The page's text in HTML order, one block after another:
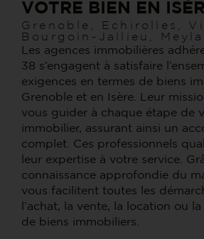
VOTRE BIEN EN
Grenoble, Echirolles,
Bourgoin-Jallieu,
Les agences immobilières
38 s’engagent à satisfaire
exigences en termes de biens
Grenoble et en Isère. Leur
vous guider à chaque étape de
immobilier, assurant ainsi un
complet. Ces professionnels
leur expertise à votre service.
connaissance approfondie du
vous facilitent toutes les
l’achat, la vente, la location ou
de biens immobiliers.